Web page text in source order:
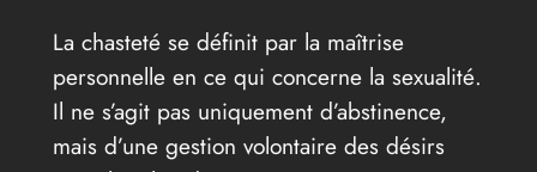
La chasteté se définit par la maîtrise
personnelle en ce qui concerne la sexualité.
Il ne s’agit pas uniquement d’abstinence,
mais d’une gestion volontaire des désirs